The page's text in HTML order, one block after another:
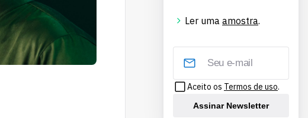
Ler uma amostra.
Aceito os Termos de uso.
Assinar Newsletter